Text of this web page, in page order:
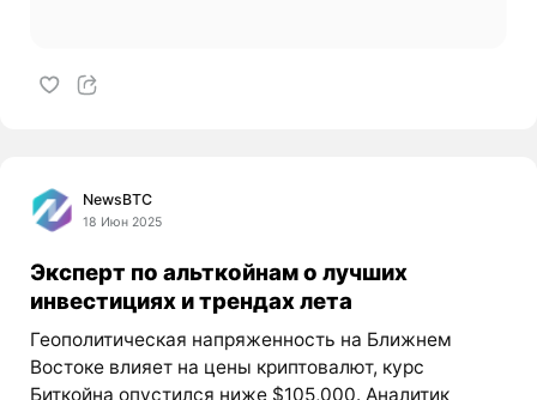
NewsBTC
18 Июн 2025
Эксперт по альткойнам о лучших
инвестициях и трендах лета
Геополитическая напряженность на Ближнем
Востоке влияет на цены криптовалют, курс
Биткойна опустился ниже $105,000. Аналитик